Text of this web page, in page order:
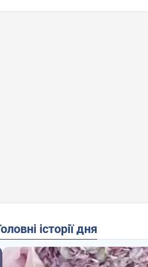
Головні історії дня